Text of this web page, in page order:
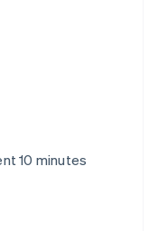
10 minutes